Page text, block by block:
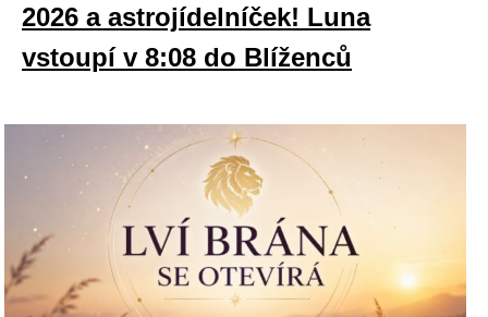
2026 a astrojídelníček! Luna
vstoupí v 8:08 do Blíženců